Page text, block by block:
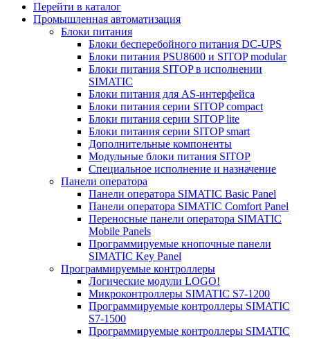
Перейти в каталог
Промышленная автоматизация
Блоки питания
Блоки бесперебойного питания DC-UPS
Блоки питания PSU8600 и SITOP modular
Блоки питания SITOP в исполнении
SIMATIC
Блоки питания для AS-интерфейса
Блоки питания серии SITOP compact
Блоки питания серии SITOP lite
Блоки питания серии SITOP smart
Дополнительные компоненты
Модульные блоки питания SITOP
Специальное исполнение и назначение
Панели оператора
Панели оператора SIMATIC Basic Panel
Панели оператора SIMATIC Comfort Panel
Переносные панели оператора SIMATIC
Mobile Panels
Программируемые кнопочные панели
SIMATIC Key Panel
Программируемые контроллеры
Логические модули LOGO!
Микроконтроллеры SIMATIC S7-1200
Программируемые контроллеры SIMATIC
S7-1500
Программируемые контроллеры SIMATIC